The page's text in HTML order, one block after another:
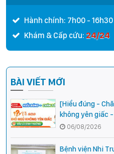
Hành chính: 7h00 -
Khám & Cấp cứu: 24/24
BÀI VIẾT MỚI
[Hiểu đúng -
không yên giấc
hiệu cần đi khám
06/08/2026
Bệnh viện Nhi